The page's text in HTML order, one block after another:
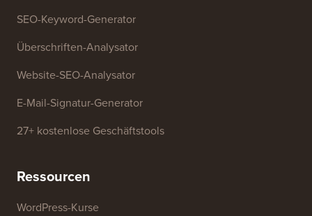
SEO-Keyword-Generator
Überschriften-Analysator
Website-SEO-Analysator
E-Mail-Signatur-Generator
27+ kostenlose Geschäftstools
Ressourcen
WordPress-Kurse